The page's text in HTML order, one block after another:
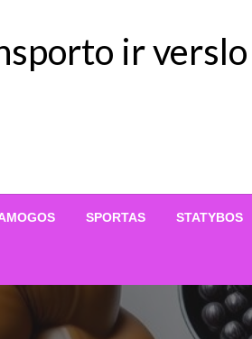
ir verslo
SPORTAS STATYBOS